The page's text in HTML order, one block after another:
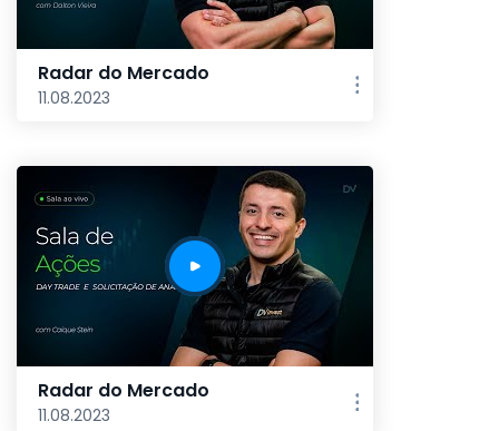
Radar do Mercado
11.08.2023
Radar do Mercado
11.08.2023